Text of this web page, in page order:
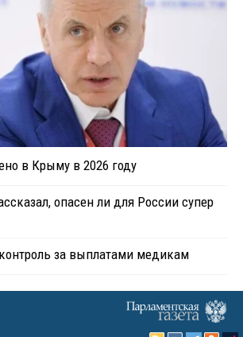
в Крыму в 2026 году
опасен ли для России супер
за выплатами медикам